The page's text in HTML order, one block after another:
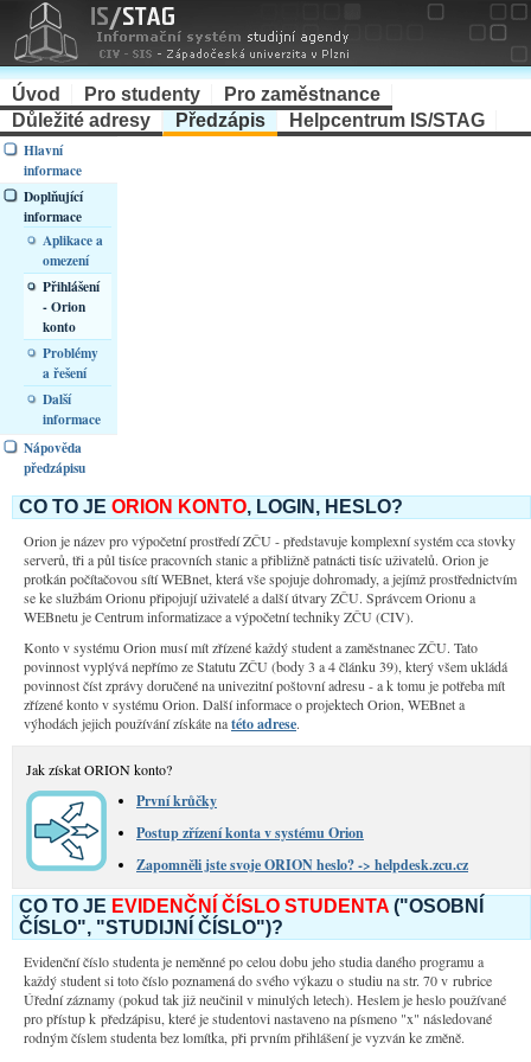
Úvod Pro studenty
Pro zaměstnance
Důležité adresy
Předzápis
Helpcentrum IS/STAG
Hlavní
informace
Doplňující
informace
Aplikace a
omezení
Přihlášení
- Orion
konto
Problémy
a řešení
Další
informace
Nápověda
předzápisu
CO TO JE ORION KONTO, LOGIN, HESLO?
Orion je název pro výpočetní prostředí ZČU - představuje komplexní systém cca stovky
serverů, tři a půl tisíce pracovních stanic a přibližně patnácti tisíc uživatelů. Orion je
protkán počítačovou sítí WEBnet, která vše spojuje dohromady, a jejímž prostřednictvím
se ke službám Orionu připojují uživatelé a další útvary ZČU. Správcem Orionu a
WEBnetu je Centrum informatizace a výpočetní techniky ZČU (CIV).
Konto v systému Orion musí mít zřízené každý student a zaměstnanec ZČU. Tato
povinnost vyplývá nepřímo ze Statutu ZČU (body 3 a 4 článku 39), který všem ukládá
povinnost číst zprávy doručené na univezitní poštovní adresu - a k tomu je potřeba mít
zřízené konto v systému Orion. Další informace o projektech Orion, WEBnet a
výhodách jejich používání získáte natéto adrese.
Jak získat ORION konto?
První krůčky
Postup zřízení konta v systému Orion
Zapomněli jste svoje ORION heslo? -> helpdesk.zcu.cz
CO TO JE EVIDENČNÍ ČÍSLO STUDENTA ("OSOBNÍ
ČÍSLO", "STUDIJNÍ ČÍSLO")?
Evidenční číslo studenta je neměnné po celou dobu jeho studia daného programu a
každý student si toto číslo poznamená do svého výkazu o studiu na str. 70 v rubrice
Úřední záznamy (pokud tak již neučinil v minulých letech). Heslem je heslo používané
pro přístup k předzápisu, které je studentovi nastaveno na písmeno "x" následované
rodným číslem studenta bez lomítka, při prvním přihlášení je vyzván ke změně.